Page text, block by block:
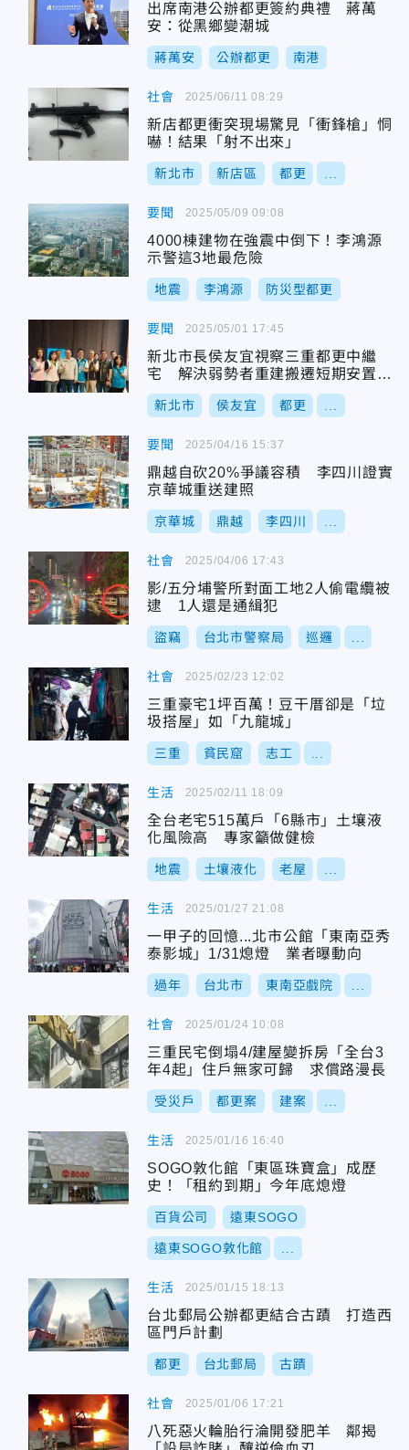
出席南港公辦都更簽約典禮 蔣萬
安：從黑鄉變潮城
蔣萬安 公辦都更 南港
社會
新店都更衝突現場驚見「衝鋒槍」恫
嚇！結果「射不出來」
新北市 新店區 都更
2025/06/11 08:29
要聞
4000棟建物在強震中倒下！李鴻源
示警這3地最危險
地震 李鴻源 防災型都更
2025/05/09 09:08
要聞
新北市長侯友宜視察三重都更中繼
宅 解決弱勢者重建搬遷短期安置問
題
新北市 侯友宜 都更
2025/05/01 17:45
要聞
鼎越自砍20%爭議容積 李四川證實
京華城重送建照
京華城 鼎越 李四川
2025/04/16 15:37
社會
影/五分埔警所對面工地2人偷電纜被
逮 1人還是通緝犯
盜竊 台北市警察局 巡邏
2025/04/06 17:43
社會
三重豪宅1坪百萬！豆干厝卻是「垃
圾搭屋」如「九龍城」
三重 貧民窟 志工
2025/02/23 12:02
生活
全台老宅515萬戶「6縣市」土壤液
化風險高 專家籲做健檢
地震 土壤液化 老屋
2025/02/11 18:09
生活
一甲子的回憶...北市公館「東南亞秀
泰影城」1/31熄燈 業者曝動向
過年 台北市 東南亞戲院
2025/01/27 21:08
社會
三重民宅倒塌4/建屋變拆房「全台3
年4起」住戶無家可歸 求償路漫長
受災戶 都更案 建案
2025/01/24 10:08
生活
SOGO敦化館「東區珠寶盒」成歷
史！「租約到期」今年底熄燈
百貨公司 遠東SOGO
遠東SOGO敦化館
2025/01/16 16:40
生活
台北郵局公辦都更結合古蹟 打造西
區門戶計劃
都更 台北郵局 古蹟
2025/01/15 18:13
社會
八死惡火輪胎行淪開發肥羊 鄰揭
2025/01/06 17:21